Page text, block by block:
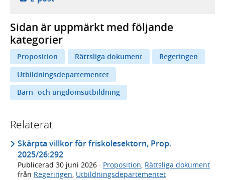
Sidan är uppmärkt med följande
kategorier
Proposition Rättsliga dokument
Regeringen
Utbildningsdepartementet
Barn- och ungdomsutbildning
Relaterat
Skärpta villkor för friskolesektorn, Prop.
2025/26:292
Publicerad 30 juni 2026 · Proposition, Rättsliga dokument
från Regeringen, Utbildningsdepartementet